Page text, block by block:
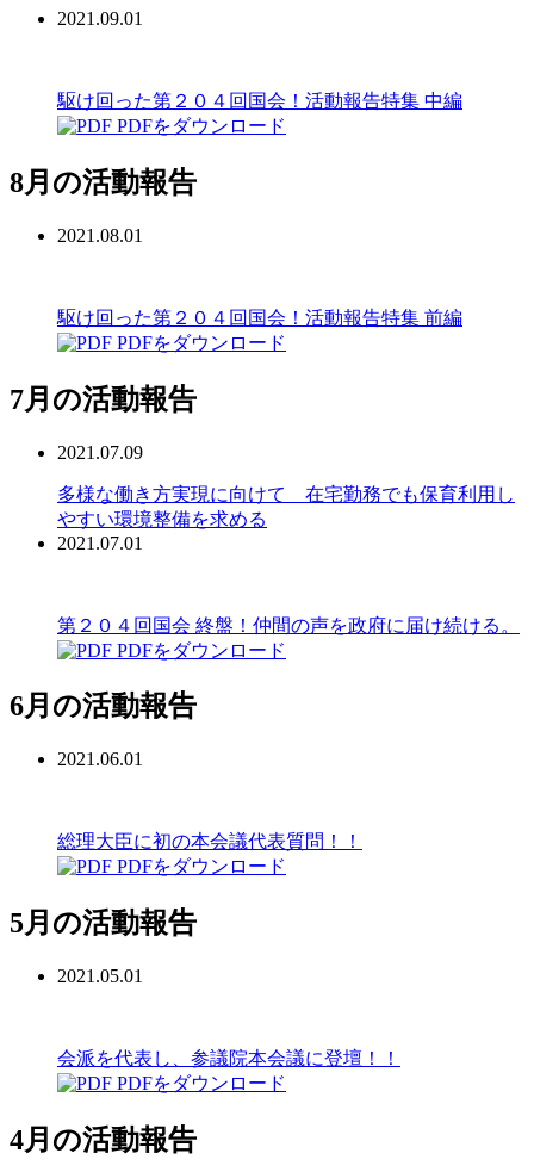
2021.09.01
駆け回った第２０４回国会！活動報告特集 中編
PDFをダウンロード
8月の活動報告
2021.08.01
駆け回った第２０４回国会！活動報告特集 前編
PDFをダウンロード
7月の活動報告
2021.07.09
多様な働き方実現に向けて 在宅勤務でも保育利用し
やすい環境整備を求める
2021.07.01
第２０４回国会 終盤！仲間の声を政府に届け続ける。
PDFをダウンロード
6月の活動報告
2021.06.01
総理大臣に初の本会議代表質問！！
PDFをダウンロード
5月の活動報告
2021.05.01
会派を代表し、参議院本会議に登壇！！
PDFをダウンロード
4月の活動報告